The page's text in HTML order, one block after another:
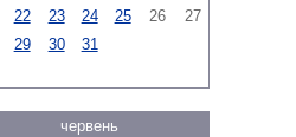
22 23 24 25 26
27
29 30 31
червень